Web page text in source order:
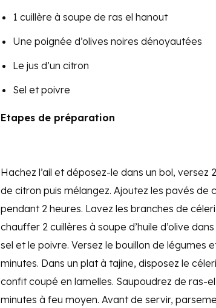
1 cuillère à soupe de ras el hanout
Une poignée d’olives noires dénoyautées
Le jus d’un citron
Sel et poivre
Etapes de préparation
Hachez l’ail et déposez-le dans un bol, versez
de citron puis mélangez. Ajoutez les pavés de
pendant 2 heures. Lavez les branches de
chauffer 2 cuillères à soupe d’huile d’olive
sel et le poivre. Versez le bouillon de légumes
minutes. Dans un plat à tajine, disposez le
confit coupé en lamelles. Saupoudrez de ras-
minutes à feu moyen. Avant de servir,